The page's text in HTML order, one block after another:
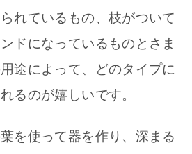
れているもの、枝がついて
ドになっているものとさま
途によって、どのタイプに
るのが嬉しいです。
を使って器を作り、深まる